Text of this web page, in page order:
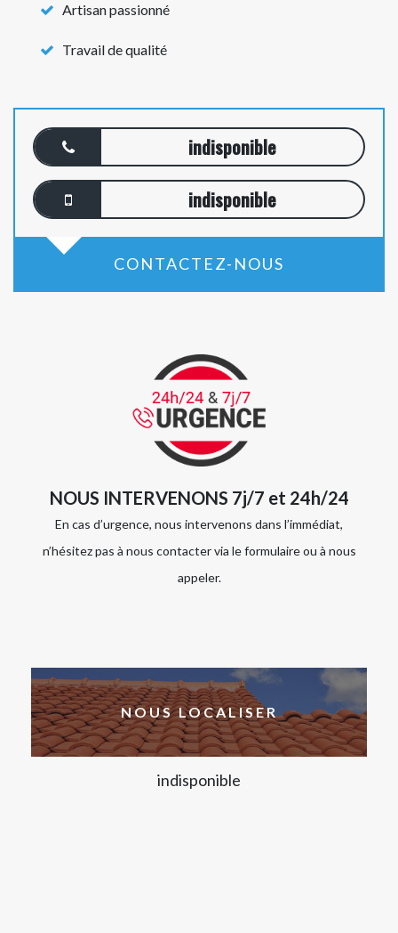
Artisan passionné
Travail de qualité
indisponible
indisponible
CONTACTEZ-NOUS
NOUS INTERVENONS 7j/7 et 24h/24
En cas d’urgence, nous intervenons dans l’immédiat,
n’hésitez pas à nous contacter via le formulaire ou à nous
appeler.
NOUS LOCALISER
indisponible